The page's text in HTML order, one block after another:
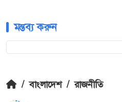
মন্তব্য করুন
/ বাংলাদেশ / রাজনীতি